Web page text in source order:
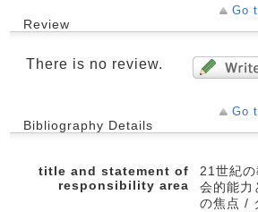
Go
Review
There is no review.
Go
Bibliography Details
title and statement of
responsibility area
21世紀
会的能力
の焦点 /